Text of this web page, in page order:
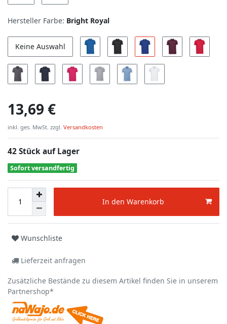
Hersteller Farbe: Bright Royal
Keine Auswahl
13,69 €
inkl. ges. MwSt. zzgl. Versandkosten
42 Stück auf Lager
Sofort versandfertig
In den Warenkorb
Wunschliste
Lieferzeit anfragen
Zusätzliche Bestände zu diesem Artikel finden Sie in unserem
Partnershop*